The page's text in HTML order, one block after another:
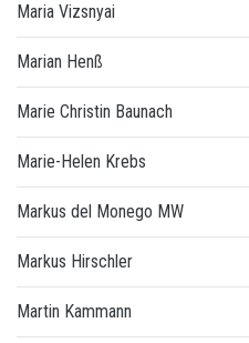
Maria Vizsnyai
Marian Henß
Marie Christin Baunach
Marie-Helen Krebs
Markus del Monego MW
Markus Hirschler
Martin Kammann